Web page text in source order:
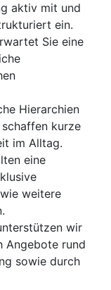
aktiv mit und
ein.
Sie eine
Hierarchien
kurze
im Alltag.
eine
weitere
wir
Angebote rund
sowie durch